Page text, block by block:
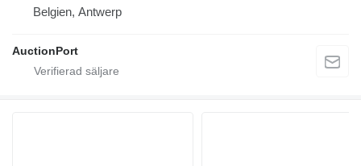
Belgien, Antwerp
AuctionPort